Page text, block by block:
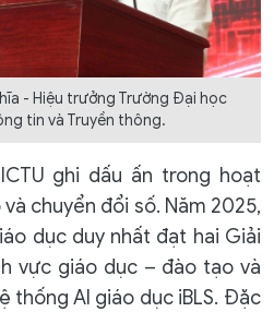
- Hiệu trưởng Trường Đại học
tin và Truyền thông.
ghi dấu ấn trong hoạt
chuyển đổi số. Năm 2025,
dục duy nhất đạt hai Giải
vực giáo dục – đào tạo và
thống AI giáo dục iBLS. Đặc